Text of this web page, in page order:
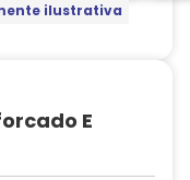
ilustrativa
E